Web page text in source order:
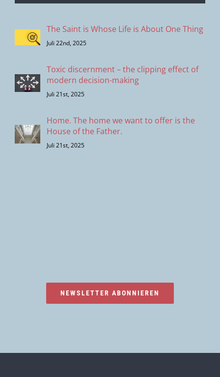
The Saint is Whose Life is About One Thing
Juli 22nd, 2025
Toxic discernment – the clipping effect of
modern decision-making
Juli 21st, 2025
Home. The home we want to offer is the
House of the Father.
Juli 21st, 2025
NEWSLETTER ABONNIEREN